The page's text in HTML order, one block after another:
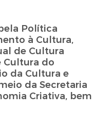
Política
à Cultura,
de Cultura
Cultura do
da Cultura e
da Secretaria
Criativa, bem